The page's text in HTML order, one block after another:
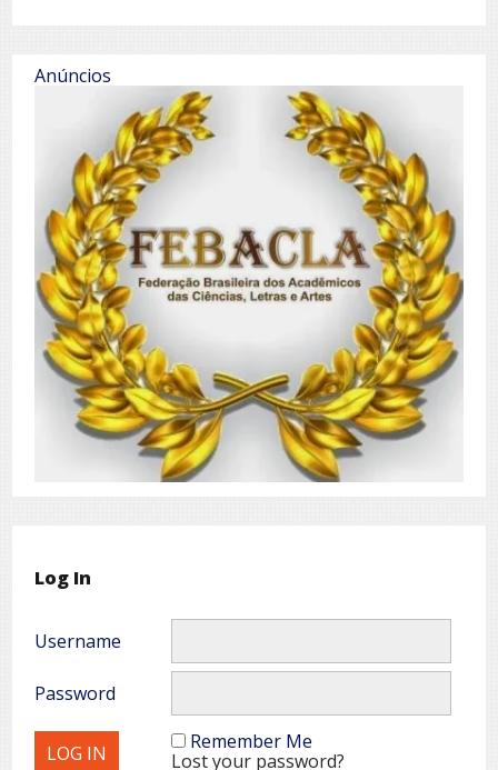
Anúncios
Log In
Username
Password
Remember Me
Lost your password?